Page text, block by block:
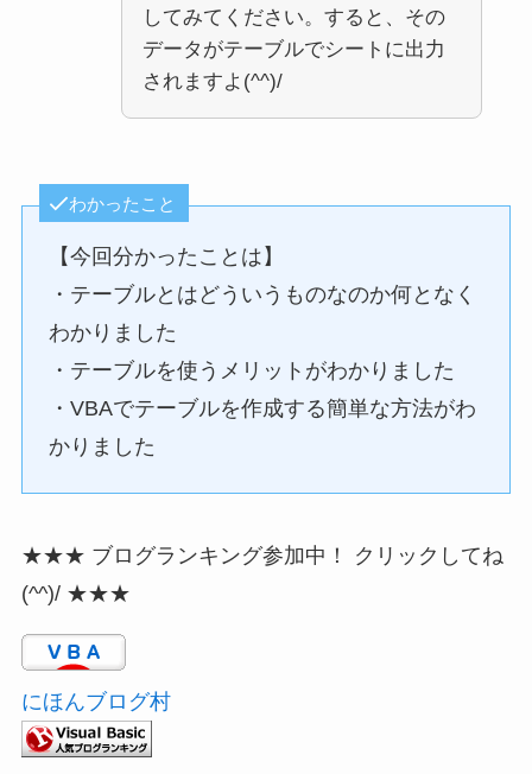
してみてください。すると、その
データがテーブルでシートに出力
されますよ(^^)/
わかったこと
【今回分かったことは】
・テーブルとはどういうものなのか何となく
わかりました
・テーブルを使うメリットがわかりました
・VBAでテーブルを作成する簡単な方法がわ
かりました
★★★ ブログランキング参加中！ クリックしてね
(^^)/ ★★★
にほんブログ村